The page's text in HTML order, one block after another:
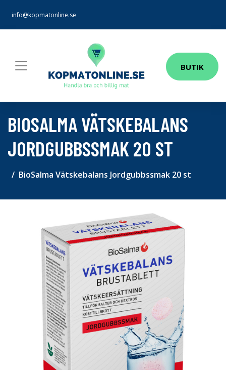
info@kopmatonline.se
BUTIK
BIOSALMA VÄTSKEBALANS
JORDGUBBSSMAK 20 ST
BioSalma Vätskebalans Jordgubbssmak 20 st